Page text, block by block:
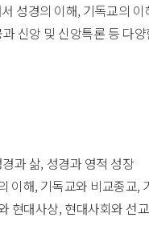
성경의 이해, 기독교의
신앙 및 신앙특론 등 다
과 삶, 성경과 영적 성장
이해, 기독교와 비교종교,
현대사상, 현대사회와